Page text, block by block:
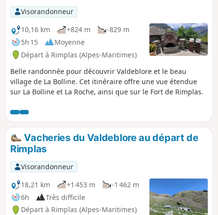
Visorandonneur
10,16 km
+824 m
-829 m
5h 15
Moyenne
Départ à Rimplas (Alpes-Maritimes)
Belle randonnée pour découvrir Valdeblore et le beau
village de La Bolline. Cet itinéraire offre une vue étendue
sur La Bolline et La Roche, ainsi que sur le Fort de Rimplas.
Vacheries du Valdeblore au départ de
Rimplas
Visorandonneur
18,21 km
+1 453 m
-1 462 m
6h
Très difficile
Départ à Rimplas (Alpes-Maritimes)